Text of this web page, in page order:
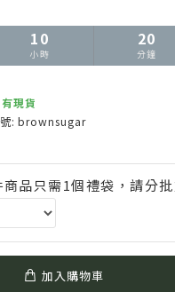
10
小時
20
分鐘
有現貨
: brownsugar
品只需1個禮袋，請分批
加入購物車